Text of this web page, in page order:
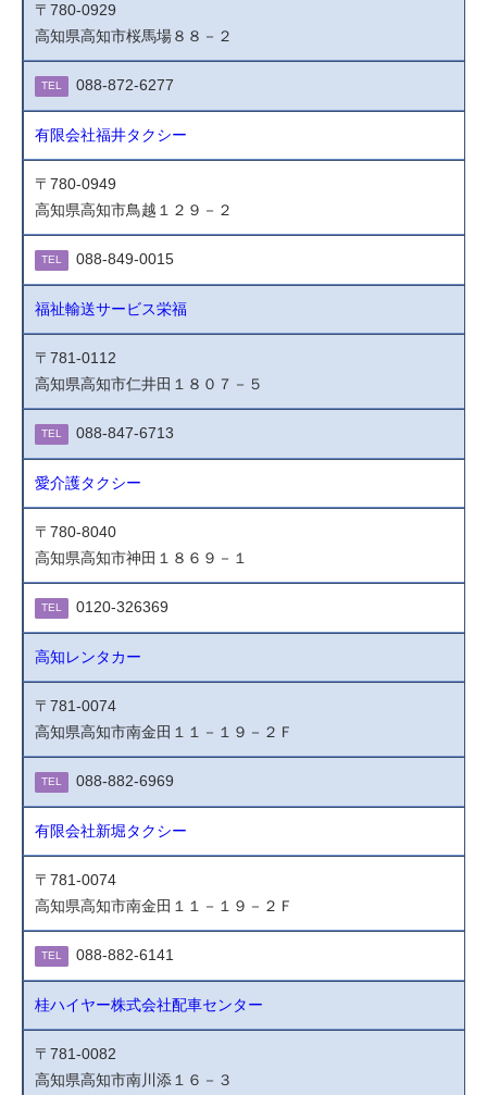
〒780-0929
高知県高知市桜馬場８８－２
TEL 088-872-6277
有限会社福井タクシー
〒780-0949
高知県高知市鳥越１２９－２
TEL 088-849-0015
福祉輸送サービス栄福
〒781-0112
高知県高知市仁井田１８０７－５
TEL 088-847-6713
愛介護タクシー
〒780-8040
高知県高知市神田１８６９－１
TEL 0120-326369
高知レンタカー
〒781-0074
高知県高知市南金田１１－１９－２Ｆ
TEL 088-882-6969
有限会社新堀タクシー
〒781-0074
高知県高知市南金田１１－１９－２Ｆ
TEL 088-882-6141
桂ハイヤー株式会社配車センター
〒781-0082
高知県高知市南川添１６－３